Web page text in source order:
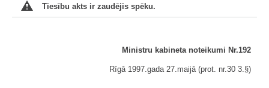
Tiesību akts ir zaudējis spēku.
Ministru kabineta noteikumi Nr.192
Rīgā 1997.gada 27.maijā (prot. nr.30 3.§)